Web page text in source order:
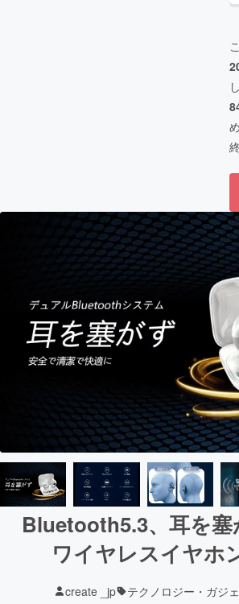
Bluetooth5.3、耳を塞
ワイヤレスイヤホ
create _jp テクノロジー・ガジ